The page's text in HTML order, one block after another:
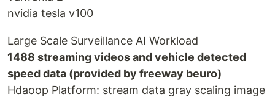
nvidia tesla v100
Large Scale Surveillance AI Workload
1488 streaming videos and vehicle detected
speed data (provided by freeway beuro)
Hdaoop Platform: stream data gray scaling image